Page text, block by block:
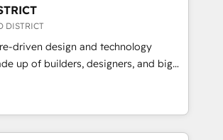
complex workflows to surfacing
in data, we build intelligent systems
scale. Our approach goes
We embed ourselves in our
and architect solutions that make
harder — so their people don't
DISTRICT
driven design and technology
up of builders, designers, and big
strategy, design, and
fueled by curiosity—to turn
and challenges into meaningful
us, technology is more than just